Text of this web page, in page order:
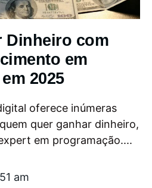
Dinheiro com
em
2025
oferece inúmeras
quer ganhar dinheiro,
em programação....
am